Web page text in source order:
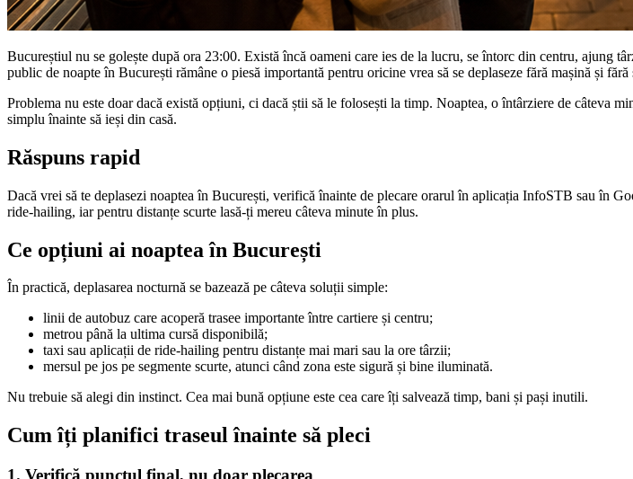
Bucureștiul nu se golește după ora 23:00. Există încă oameni care ies de la lucru, se întorc din centru, ajung
public de noapte în București rămâne o piesă importantă pentru oricine vrea să se deplaseze fără mașină și fără
Problema nu este doar dacă există opțiuni, ci dacă știi să le folosești la timp. Noaptea, o întârziere de câteva
simplu înainte să ieși din casă.
Răspuns rapid
Dacă vrei să te deplasezi noaptea în București, verifică înainte de plecare orarul în aplicația InfoSTB sau în
ride-hailing, iar pentru distanțe scurte lasă-ți mereu câteva minute în plus.
Ce opțiuni ai noaptea în București
În practică, deplasarea nocturnă se bazează pe câteva soluții simple:
linii de autobuz care acoperă trasee importante între cartiere și centru;
metrou până la ultima cursă disponibilă;
taxi sau aplicații de ride-hailing pentru distanțe mai mari sau la ore târzii;
mersul pe jos pe segmente scurte, atunci când zona este sigură și bine iluminată.
Nu trebuie să alegi din instinct. Cea mai bună opțiune este cea care îți salvează timp, bani și pași inutili.
Cum îți planifici traseul înainte să pleci
1. Verifică punctul final, nu doar plecarea